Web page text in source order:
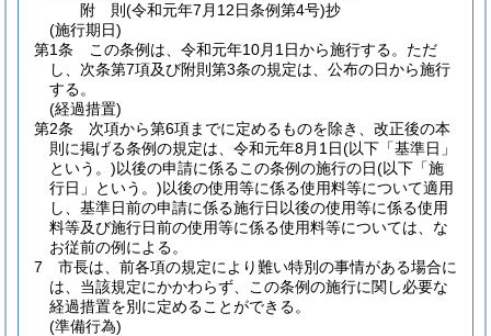
附 則(令和元年7月12日条例第4号)抄
(施行期日)
第1条
この条例は、令和元年10月1日から施行する。 ただ
し、次条第7項及び附則第3条の規定は、公布の日から施行
する。
(経過措置)
第2条
次項から第6項までに定めるものを除き、改正後の本
則に掲げる条例の規定は、令和元年8月1日(以下「基準日」
という。)以後の申請に係るこの条例の施行の日(以下「施
行日」という。)以後の使用等に係る使用料等について適用
し、基準日前の申請に係る施行日以後の使用等に係る使用
料等及び施行日前の使用等に係る使用料等については、な
お従前の例による。
7
市長は、前各項の規定により難い特別の事情がある場合に
は、当該規定にかかわらず、この条例の施行に関し必要な
経過措置を別に定めることができる。
(準備行為)